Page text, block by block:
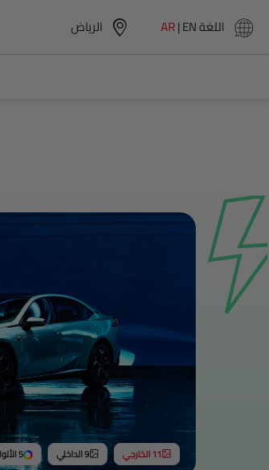
الرياض‎ اللغةEN
|
AR
11 الخارجي 9 الداخلي 5 الألوان